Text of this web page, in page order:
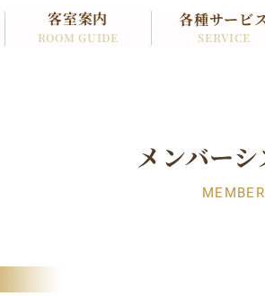
客室案内
ROOM GUIDE
各種サービ
SERVICE
メンバーシ
MEMBER